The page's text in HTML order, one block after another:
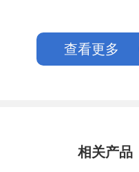
查看更多
相关产品